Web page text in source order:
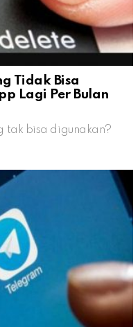
Tidak Bisa
Lagi Per Bulan
tak bisa digunakan?